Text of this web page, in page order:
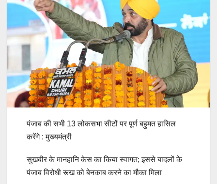
पंजाब की सभी 13 लोकसभा सीटों पर पूर्ण बहुमत हासिल
करेंगे : मुख्यमंत्री
सुखबीर के मानहानि केस का किया स्वागत; इससे बादलों के
पंजाब विरोधी रूख को बेनकाब करने का मौका मिला